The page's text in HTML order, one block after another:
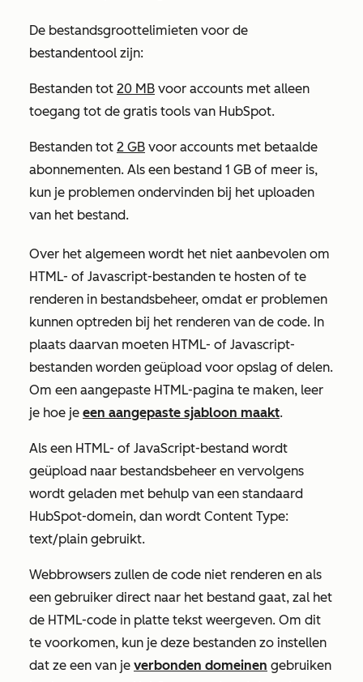
De bestandsgroottelimieten voor de
bestandentool zijn:
Bestanden tot 20 MB voor accounts met alleen
toegang tot de gratis tools van HubSpot.
Bestanden tot 2 GB voor accounts met betaalde
abonnementen. Als een bestand 1 GB of meer is,
kun je problemen ondervinden bij het uploaden
van het bestand.
Over het algemeen wordt het niet aanbevolen om
HTML- of Javascript-bestanden te hosten of te
renderen in bestandsbeheer, omdat er problemen
kunnen optreden bij het renderen van de code. In
plaats daarvan moeten HTML- of Javascript-
bestanden worden geüpload voor opslag of delen.
Om een aangepaste HTML-pagina te maken, leer
je hoe je een aangepaste sjabloon maakt.
Als een HTML- of JavaScript-bestand wordt
geüpload naar bestandsbeheer en vervolgens
wordt geladen met behulp van een standaard
HubSpot-domein, dan wordt Content Type:
text/plain gebruikt.
Webbrowsers zullen de code niet renderen en als
een gebruiker direct naar het bestand gaat, zal het
de HTML-code in platte tekst weergeven. Om dit
te voorkomen, kun je deze bestanden zo instellen
dat ze een van je verbonden domeinen gebruiken